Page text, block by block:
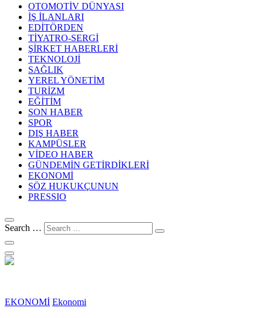
OTOMOTİV DÜNYASI
İŞ İLANLARI
EDİTÖRDEN
TİYATRO-SERGİ
ŞİRKET HABERLERİ
TEKNOLOJİ
SAĞLIK
YEREL YÖNETİM
TURİZM
EĞİTİM
SON HABER
SPOR
DIŞ HABER
KAMPÜSLER
VİDEO HABER
GÜNDEMİN GETİRDİKLERİ
EKONOMİ
SÖZ HUKUKÇUNUN
PRESSIO
Search …
EKONOMİ Ekonomi